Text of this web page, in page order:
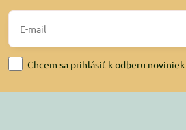
Chcem sa prihlásiť k odberu